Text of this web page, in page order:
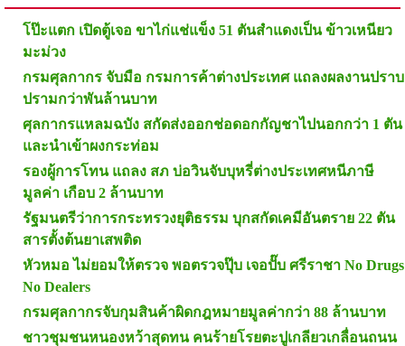
โป๊ะแตก เปิดตู้เจอ ขาไก่แช่แข็ง 51 ตันสำแดงเป็น ข้าวเหนียว
มะม่วง
กรมศุลกากร จับมือ กรมการค้าต่างประเทศ แถลงผลงานปราบ
ปรามกว่าพันล้านบาท
ศุลกากรแหลมฉบัง สกัดส่งออกช่อดอกกัญชาไปนอกกว่า 1 ตัน
และนำเข้าผงกระท่อม
รองผู้การโทน แถลง สภ บ่อวินจับบุหรี่ต่างประเทศหนีภาษี
มูลค่า เกือบ 2 ล้านบาท
รัฐมนตรีว่าการกระทรวงยุติธรรม บุกสกัดเคมีอันตราย 22 ตัน
สารตั้งต้นยาเสพติด
หัวหมอ ไม่ยอมให้ตรวจ พอตรวจปุ๊บ เจอปั๊บ ศรีราชา No Drugs
No Dealers
กรมศุลกากรจับกุมสินค้าผิดกฎหมายมูลค่ากว่า 88 ล้านบาท
ชาวชุมชนหนองหว้าสุดทน คนร้ายโรยตะปูเกลียวเกลื่อนถนน